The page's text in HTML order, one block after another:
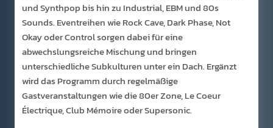
und Synthpop bis hin zu Industrial, EBM und 80s
Sounds. Eventreihen wie Rock Cave, Dark Phase, Not
Okay oder Control sorgen dabei für eine
abwechslungsreiche Mischung und bringen
unterschiedliche Subkulturen unter ein Dach. Ergänzt
wird das Programm durch regelmäßige
Gastveranstaltungen wie die 80er Zone, Le Coeur
Électrique, Club Mémoire oder Supersonic.